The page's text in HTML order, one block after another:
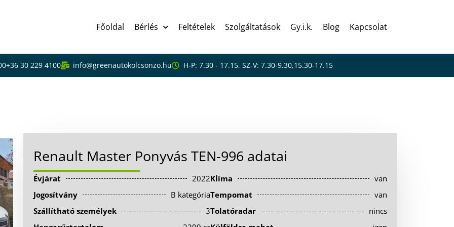
Főoldal Bérlés Feltételek Szolgáltatások Gy.i.k. Blog Kapcsolat
+36 30 229 4100 info@greenautokolcsonzo.hu H-P: 7.30 - 17.15, SZ-V: 7.30-9.30,15.30-17.15
Renault Master Ponyvás TEN-996 adatai
Évjárat
2022
Jogosítvány
B kategória
Szállítható személyek
3
Klíma
van
Tempomat
van
Tolatóradar
nincs